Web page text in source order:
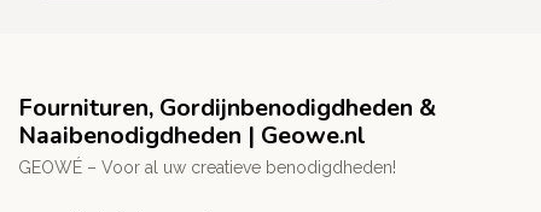
Fournituren, Gordijnbenodigdheden &
Naaibenodigdheden | Geowe.nl
GEOWÉ – Voor al uw creatieve benodigdheden!